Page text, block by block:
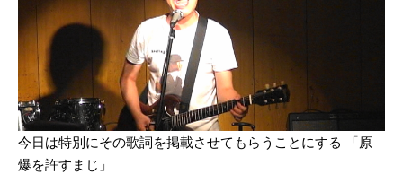
今日は特別にその歌詞を掲載させてもらうことにする
「原
爆を許すまじ」